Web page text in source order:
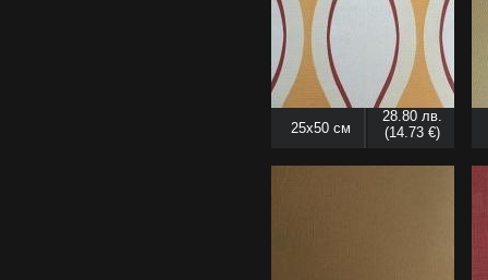
25x50 см
28.80 лв.
(14.73 €)